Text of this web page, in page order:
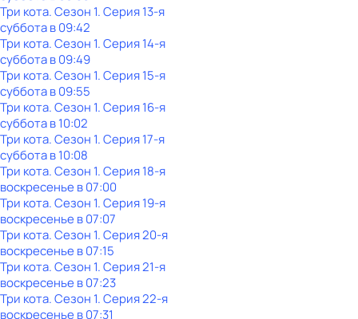
Три кота. Сезон 1. Серия 13-я
субботав09:42
Три кота. Сезон 1. Серия 14-я
субботав09:49
Три кота. Сезон 1. Серия 15-я
субботав09:55
Три кота. Сезон 1. Серия 16-я
субботав10:02
Три кота. Сезон 1. Серия 17-я
субботав10:08
Три кота. Сезон 1. Серия 18-я
воскресенье в07:00
Три кота. Сезон 1. Серия 19-я
воскресенье в07:07
Три кота. Сезон 1. Серия 20-я
воскресенье в07:15
Три кота. Сезон 1. Серия 21-я
воскресенье в07:23
Три кота. Сезон 1. Серия 22-я
воскресенье в07:31